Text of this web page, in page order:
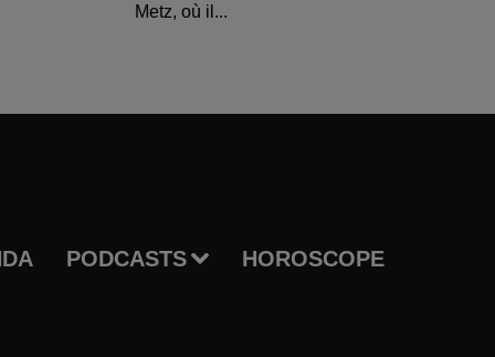
Metz, où il...
PODCASTS HOROSCOPE